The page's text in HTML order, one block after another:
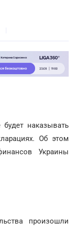
наказывать
Об этом
Украины
произошли